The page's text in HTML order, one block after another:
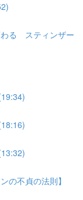
わる スティンザー
の不貞の法則】